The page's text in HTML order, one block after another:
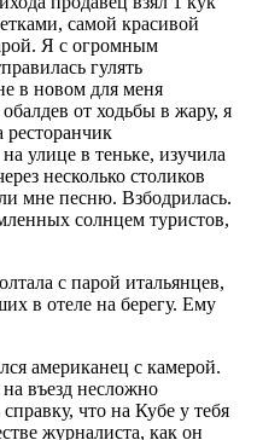
самой красивой
Я с огромным
гулять
в новом для меня
от ходьбы в жару, я
улице в теньке, изучила
несколько столиков
мне песню. Взбодрилась.
солнцем туристов,
с парой итальянцев,
в отеле на берегу. Ему
американец с камерой.
въезд несложно
что на Кубе у тебя
журналиста, как он